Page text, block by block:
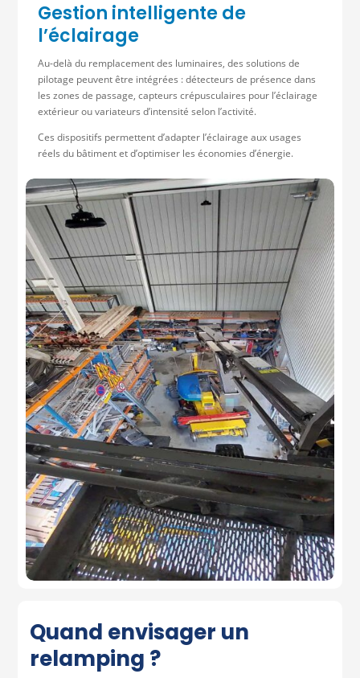
Gestion intelligente de
l’éclairage
Au-delà du remplacement des luminaires, des solutions de
pilotage peuvent être intégrées : détecteurs de présence dans
les zones de passage, capteurs crépusculaires pour l’éclairage
extérieur ou variateurs d’intensité selon l’activité.
Ces dispositifs permettent d’adapter l’éclairage aux usages
réels du bâtiment et d’optimiser les économies d’énergie.
Quand envisager un
relamping ?